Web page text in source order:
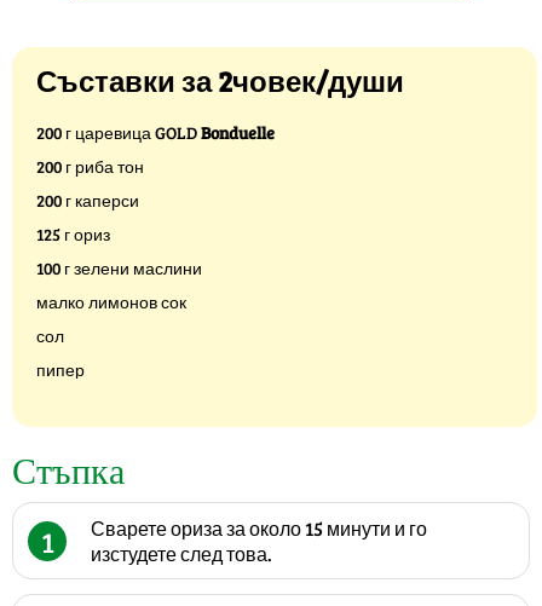
Съставки за 2човек/души
200 г царевица GOLDBonduelle
200 г риба тон
200 г каперси
125 г ориз
100 г зелени маслини
малко лимонов сок
сол
пипер
Стъпка
1
Сварете ориза за около 15 минути и го
изстудете след това.